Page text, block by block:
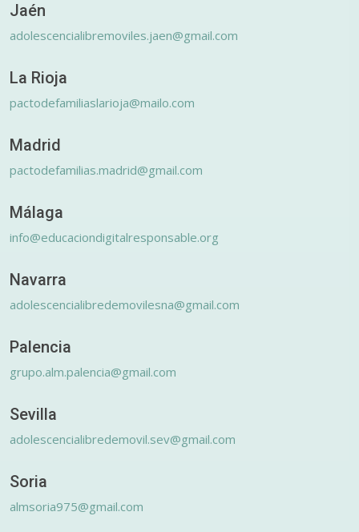
Jaén
adolescencialibremoviles.jaen@gmail.com
La Rioja
pactodefamiliaslarioja@mailo.com
Madrid
pactodefamilias.madrid@gmail.com
Málaga
info@educaciondigitalresponsable.org
Navarra
adolescencialibredemovilesna@gmail.com
Palencia
grupo.alm.palencia@gmail.com
Sevilla
adolescencialibredemovil.sev@gmail.com
Soria
almsoria975@gmail.com